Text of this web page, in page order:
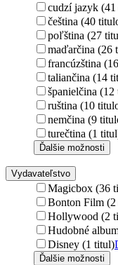
cudzí jazyk
čeština (40
poľština (27
maďarčina (26
francúzština
taliančina (14
španielčina
ruština (10
nemčina (9
turečtina (1
Ďalšie možnosti
Vydavateľstvo
Magicbox (36
Bonton Film
Hollywood (2
Hudobné
Disney (1 titul)
Ďalšie možnosti